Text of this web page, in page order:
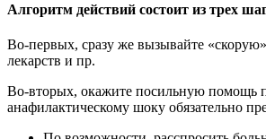
Алгоритм действий состоит из трех
Во-первых, сразу же вызывайте
лекарств и пр.
Во-вторых, окажите посильную помощь
анафилактическому шоку обязательно